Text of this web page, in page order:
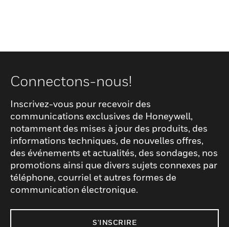
Connectons-nous!
Inscrivez-vous pour recevoir des
communications exclusives de Honeywell,
notamment des mises à jour des produits, des
informations techniques, de nouvelles offres,
des événements et actualités, des sondages, nos
promotions ainsi que divers sujets connexes par
téléphone, courriel et autres formes de
communication électronique.
S'INSCRIRE